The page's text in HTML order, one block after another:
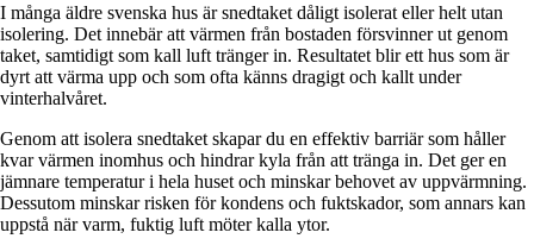
I många äldre svenska hus är snedtaket dåligt isolerat eller helt utan
isolering. Det innebär att värmen från bostaden försvinner ut genom
taket, samtidigt som kall luft tränger in. Resultatet blir ett hus som är
dyrt att värma upp och som ofta känns dragigt och kallt under
vinterhalvåret.
Genom att isolera snedtaket skapar du en effektiv barriär som håller
kvar värmen inomhus och hindrar kyla från att tränga in. Det ger en
jämnare temperatur i hela huset och minskar behovet av uppvärmning.
Dessutom minskar risken för kondens och fuktskador, som annars kan
uppstå när varm, fuktig luft möter kalla ytor.